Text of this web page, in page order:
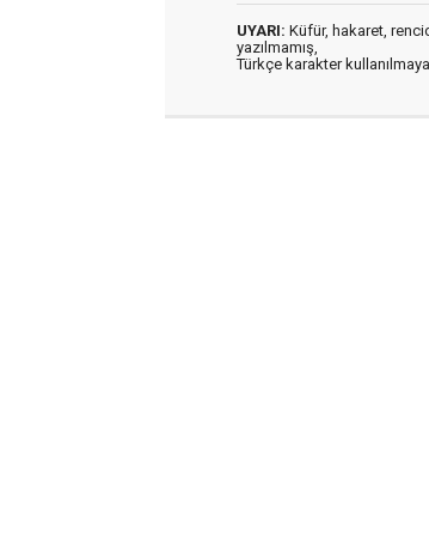
UYARI: Küfür, hakaret,
yazılmamış,
Türkçe karakter